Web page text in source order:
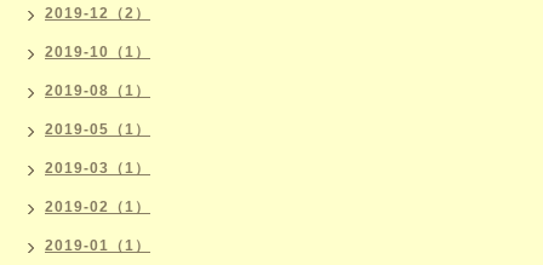
2019-12（2）
2019-10（1）
2019-08（1）
2019-05（1）
2019-03（1）
2019-02（1）
2019-01（1）